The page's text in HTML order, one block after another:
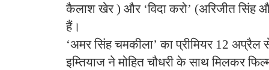
कैलाश खेर ) और ‘विदा करो’ (अरिजीत सिंह
हैं।
‘अमर सिंह चमकीला’ का प्रीमियर 12 अप्रैल
इम्तियाज ने मोहित चौधरी के साथ मिलकर